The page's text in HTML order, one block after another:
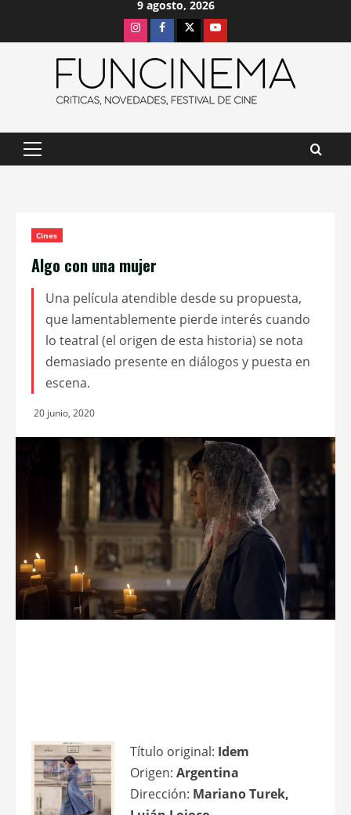
9 agosto, 2026
InstagramFacebook
X Youtube
Menú
Cines
Algo con una mujer
Una película atendible desde su propuesta,
que lamentablemente pierde interés cuando
lo teatral (el origen de esta historia) se nota
demasiado presente en diálogos y puesta en
escena.
20 junio, 2020
Título original: Idem
Origen: Argentina
Dirección: Mariano Turek,